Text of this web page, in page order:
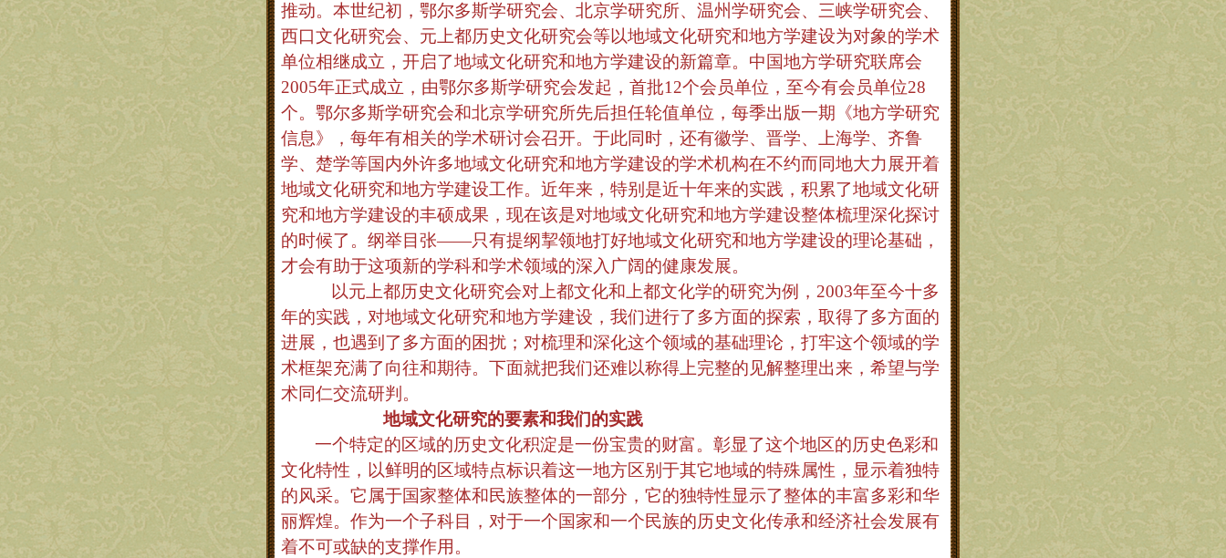
推动。本世纪初，鄂尔多斯学研究会、北京学研究所、温州学研究会、三峡学研究会、
西口文化研究会、元上都历史文化研究会等以地域文化研究和地方学建设为对象的学术
单位相继成立，开启了地域文化研究和地方学建设的新篇章。中国地方学研究联席会
2005年正式成立，由鄂尔多斯学研究会发起，首批12个会员单位，至今有会员单位28
个。鄂尔多斯学研究会和北京学研究所先后担任轮值单位，每季出版一期《地方学研究
信息》，每年有相关的学术研讨会召开。于此同时，还有徽学、晋学、上海学、齐鲁
学、楚学等国内外许多地域文化研究和地方学建设的学术机构在不约而同地大力展开着
地域文化研究和地方学建设工作。近年来，特别是近十年来的实践，积累了地域文化研
究和地方学建设的丰硕成果，现在该是对地域文化研究和地方学建设整体梳理深化探讨
的时候了。纲举目张——只有提纲挈领地打好地域文化研究和地方学建设的理论基础，
才会有助于这项新的学科和学术领域的深入广阔的健康发展。
以元上都历史文化研究会对上都文化和上都文化学的研究为例， 2003年至今十多
年的实践，对地域文化研究和地方学建设，我们进行了多方面的探索，取得了多方面的
进展，也遇到了多方面的困扰；对梳理和深化这个领域的基础理论，打牢这个领域的学
术框架充满了向往和期待。下面就把我们还难以称得上完整的见解整理出来，希望与学
术同仁交流研判。
地域文化研究的要素和我们的实践
一个特定的区域的历史文化积淀是一份宝贵的财富。彰显了这个地区的历史色彩和
文化特性，以鲜明的区域特点标识着这一地方区别于其它地域的特殊属性，显示着独特
的风采。它属于国家整体和民族整体的一部分，它的独特性显示了整体的丰富多彩和华
丽辉煌。作为一个子科目，对于一个国家和一个民族的历史文化传承和经济社会发展有
着不可或缺的支撑作用。